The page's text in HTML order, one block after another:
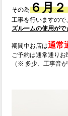
その為６月
工事を行いますので
ズルームの使用が
期間中お店は通常
ご予約は通常通りお
（※ 多少、工事音